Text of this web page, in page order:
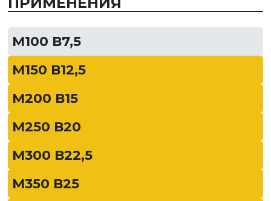
М100 В7,5
М150 В12,5
М200 В15
М250 В20
М300 В22,5
М350 В25